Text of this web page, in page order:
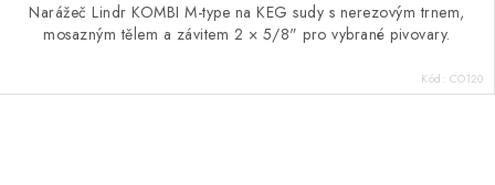
Narážeč Lindr KOMBI M-type na KEG sudy s nerezovým trnem,
mosazným tělem a závitem 2 × 5/8" pro vybrané pivovary.
Kód: CO120